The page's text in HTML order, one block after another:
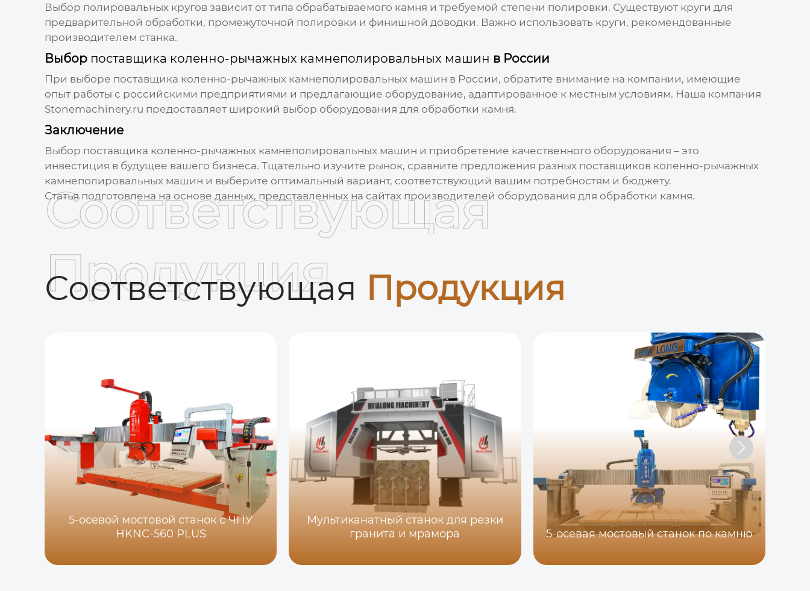
Выбор полировальных кругов зависит от типа обрабатываемого камня и требуемой степени полировки. Существуют круги для
предварительной обработки, промежуточной полировки и финишной доводки. Важно использовать круги, рекомендованные
производителем станка.
Выбор поставщика коленно-рычажных камнеполировальных машин в России
При выборе поставщика коленно-рычажных камнеполировальных машин в России, обратите внимание на компании, имеющие
опыт работы с российскими предприятиями и предлагающие оборудование, адаптированное к местным условиям. Наша компания
Stonemachinery.ru предоставляет широкий выбор оборудования для обработки камня.
Заключение
Выбор поставщика коленно-рычажных камнеполировальных машин и приобретение качественного оборудования – это
инвестиция в будущее вашего бизнеса. Тщательно изучите рынок, сравните предложения разных поставщиков коленно-рычажных
камнеполировальных машин и выберите оптимальный вариант, соответствующий вашим потребностям и бюджету.
Статья подготовлена на основе данных, представленных на сайтах производителей оборудования для обработки камня.
Соответствующая Продукция
Соответствующая
Продукция
5-осевой мостовой станок с ЧПУ
HKNC-560 PLUS
Мультиканатный станок для резки
гранита и мрамора
5-осевая мостовый станок по камню